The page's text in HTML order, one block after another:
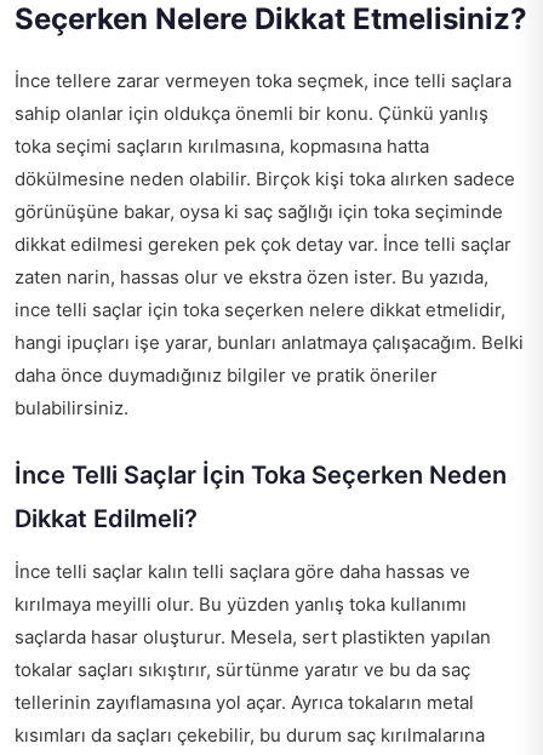
Seçerken Nelere Dikkat Etmelisiniz?
İnce tellere zarar vermeyen toka seçmek, ince telli saçlara
sahip olanlar için oldukça önemli bir konu. Çünkü yanlış
toka seçimi saçların kırılmasına, kopmasına hatta
dökülmesine neden olabilir. Birçok kişi toka alırken sadece
görünüşüne bakar, oysa ki saç sağlığı için toka seçiminde
dikkat edilmesi gereken pek çok detay var. İnce telli saçlar
zaten narin, hassas olur ve ekstra özen ister. Bu yazıda,
ince telli saçlar için toka seçerken nelere dikkat etmelidir,
hangi ipuçları işe yarar, bunları anlatmaya çalışacağım. Belki
daha önce duymadığınız bilgiler ve pratik öneriler
bulabilirsiniz.
İnce Telli Saçlar İçin Toka Seçerken Neden
Dikkat Edilmeli?
İnce telli saçlar kalın telli saçlara göre daha hassas ve
kırılmaya meyilli olur. Bu yüzden yanlış toka kullanımı
saçlarda hasar oluşturur. Mesela, sert plastikten yapılan
tokalar saçları sıkıştırır, sürtünme yaratır ve bu da saç
tellerinin zayıflamasına yol açar. Ayrıca tokaların metal
kısımları da saçları çekebilir, bu durum saç kırılmalarına